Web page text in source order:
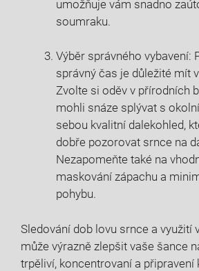
umožňuje vám snadno
‍soumraku.
Výběr správného vybavení:
správný čas je důležité mít
⁤Zvolte si oděv v přírodních
mohli snáze splývat s
sebou kvalitní dalekohled,
dobře⁤ pozorovat srnce na
Nezapomeňte také na
maskování zápachu a
pohybu.
Sledování dob lovu​ srnce a využití
může výrazně zlepšit vaše šance
trpěliví, koncentrovaní a připravení